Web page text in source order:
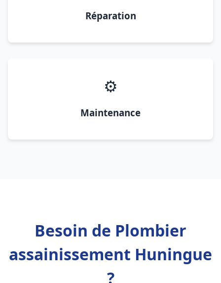
Réparation
⚙️
Maintenance
Besoin de Plombier
assainissement Huningue
?